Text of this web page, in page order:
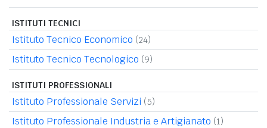
ISTITUTI TECNICI
Istituto Tecnico Economico (24)
Istituto Tecnico Tecnologico (9)
ISTITUTI PROFESSIONALI
Istituto Professionale Servizi (5)
Istituto Professionale Industria e Artigianato (1)